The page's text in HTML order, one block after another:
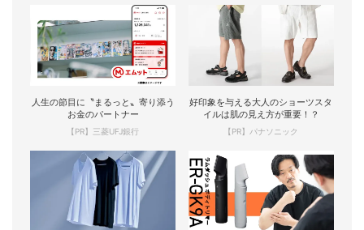
人生の節目に〝まるっと〟寄り添う
お金のパートナー
【PR】三菱UFJ銀行
好印象を与える大人のショーツスタ
イルは肌の見え方が重要！？
【PR】パナソニック